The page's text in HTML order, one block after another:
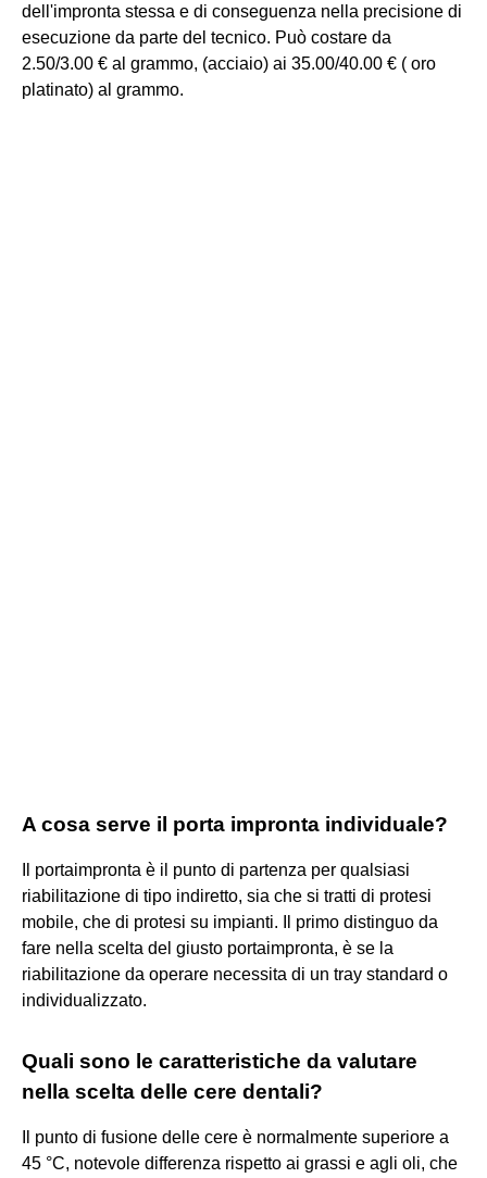
dell'impronta stessa e di conseguenza nella precisione di
esecuzione da parte del tecnico. Può costare da
2.50/3.00 € al grammo, (acciaio) ai 35.00/40.00 € ( oro
platinato) al grammo.
A cosa serve il porta impronta individuale?
Il portaimpronta è il punto di partenza per qualsiasi
riabilitazione di tipo indiretto, sia che si tratti di protesi
mobile, che di protesi su impianti. Il primo distinguo da
fare nella scelta del giusto portaimpronta, è se la
riabilitazione da operare necessita di un tray standard o
individualizzato.
Quali sono le caratteristiche da valutare
nella scelta delle cere dentali?
Il punto di fusione delle cere è normalmente superiore a
45 °C, notevole differenza rispetto ai grassi e agli oli, che